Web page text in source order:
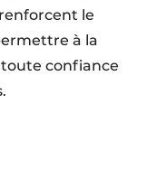
le
à la
confiance